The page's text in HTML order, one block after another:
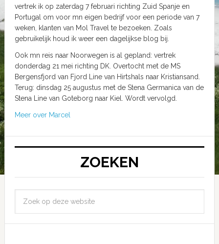
vertrek ik op zaterdag 7 februari richting Zuid Spanje en
Portugal om voor mn eigen bedrijf voor een periode van 7
weken, klanten van Mol Travel te bezoeken. Zoals
gebruikelijk houd ik weer een dagelijkse blog bij.
Ook mn reis naar Noorwegen is al gepland: vertrek
donderdag 21 mei richting DK. Overtocht met de MS
Bergensfjord van Fjord Line van Hirtshals naar Kristiansand.
Terug: dinsdag 25 augustus met de Stena Germanica van de
Stena Line van Goteborg naar Kiel. Wordt vervolgd.
Meer over Marcel
ZOEKEN